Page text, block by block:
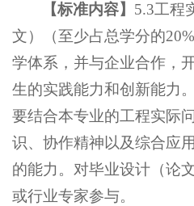
【标准内容】 5.3工程
文）（至少占总学分的
学体系，并与企业合作，
生的实践能力和创新能力
要结合本专业的工程实际
识、协作精神以及综合应
的能力。对毕业设计（论
或行业专家参与。